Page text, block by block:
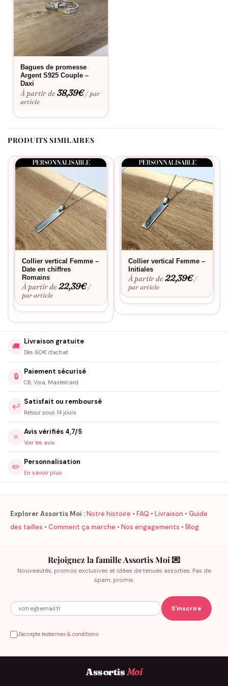
Bagues de promesse
Argent S925 Couple –
Daxi
À partir de38,39€ / par
article
PRODUITS SIMILAIRES
Collier vertical Femme –
Date en chiffres
Romains
À partir de22,39€ /
par article
Collier vertical Femme –
Initiales
À partir de22,39€ /
par article
🚚
Livraison gratuite
Dès 60€ d'achat
🔒
Paiement sécurisé
CB, Visa, Mastercard
↩️
Satisfait ou remboursé
Retour sous 14 jours
⭐
Avis vérifiés 4,7/5
Voir les avis
✏️
Personnalisation
En savoir plus
Explorer Assortis Moi :Notre histoire • FAQ • Livraison • Guide
des tailles • Comment ça marche • Nos engagements • Blog
Rejoignez la famille Assortis Moi 💌
Nouveautés, promos exclusives et idées de tenues assorties. Pas de
spam, promis.
J'accepte lestermes & conditions
AssortisMoi